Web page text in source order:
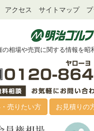
アクセス サイトマップ
の相場や売買に関する情報を昭
売りたい方 お見積りの